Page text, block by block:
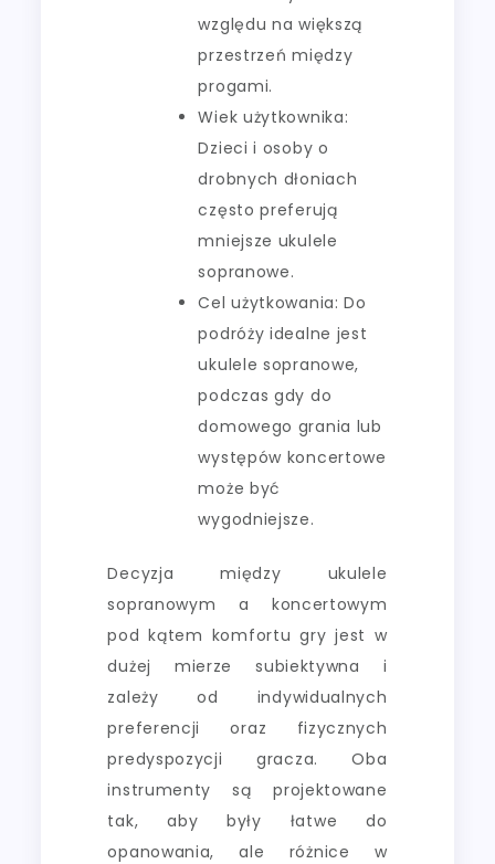
względu na większą
przestrzeń między
progami.
Wiek użytkownika:
Dzieci i osoby o
drobnych dłoniach
często preferują
mniejsze ukulele
sopranowe.
Cel użytkowania: Do
podróży idealne jest
ukulele sopranowe,
podczas gdy do
domowego grania lub
występów koncertowe
może być
wygodniejsze.
Decyzja między ukulele
sopranowym a koncertowym
pod kątem komfortu gry jest w
dużej mierze subiektywna i
zależy od indywidualnych
preferencji oraz fizycznych
predyspozycji gracza. Oba
instrumenty są projektowane
tak, aby były łatwe do
opanowania, ale różnice w